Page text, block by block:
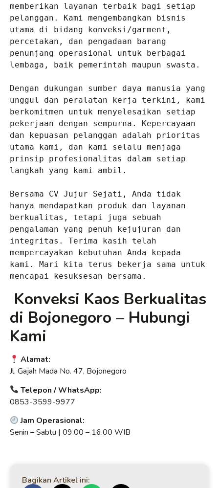
memberikan layanan terbaik bagi setiap
pelanggan. Kami mengembangkan bisnis
utama di bidang konveksi/garment,
percetakan, dan pengadaan barang
penunjang operasional untuk berbagai
lembaga, baik pemerintah maupun swasta.
Dengan dukungan sumber daya manusia yang
unggul dan peralatan kerja terkini, kami
berkomitmen untuk menyelesaikan setiap
pekerjaan dengan sempurna. Kepercayaan
dan kepuasan pelanggan adalah prioritas
utama kami, dan kami selalu menjaga
prinsip profesionalitas dalam setiap
langkah yang kami ambil.
Bersama CV Jujur Sejati, Anda tidak
hanya mendapatkan produk dan layanan
berkualitas, tetapi juga sebuah
pengalaman yang penuh kejujuran dan
integritas. Terima kasih telah
mempercayakan kebutuhan Anda kepada
kami. Mari kita terus bekerja sama untuk
mencapai kesuksesan bersama.
Konveksi Kaos Berkualitas
di Bojonegoro – Hubungi
Kami
Alamat:
Jl. Gajah Mada No. 47, Bojonegoro
Telepon / WhatsApp:
0853-3599-9977
Jam Operasional:
Senin – Sabtu | 09.00 – 16.00 WIB
Bagikan Artikel ini: